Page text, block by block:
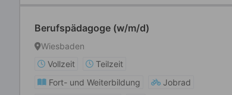
Berufspädagoge (w/m/d)
Wiesbaden
Vollzeit
Teilzeit
Fort- und Weiterbildung
Jobrad